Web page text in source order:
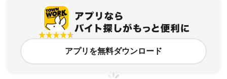
アプリを無料ダウンロード